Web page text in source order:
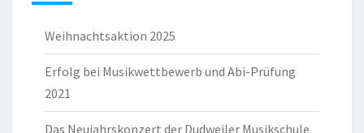
Weihnachtsaktion 2025
Erfolg bei Musikwettbewerb und Abi-Prüfung
2021
Das Neujahrskonzert der Dudweiler Musikschule